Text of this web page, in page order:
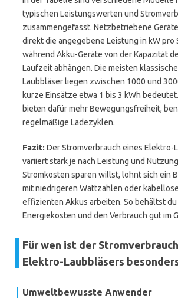
typischen Leistungswerten und
zusammengefasst. Netzbetriebene
direkt die angegebene Leistung in kW pro
während Akku-Geräte von der Kapazität
Laufzeit abhängen. Die meisten
Laubbläser liegen zwischen 1000 und
kurze Einsätze etwa 1 bis 3 kWh
bieten dafür mehr Bewegungsfreiheit,
regelmäßige Ladezyklen.
Fazit: Der Stromverbrauch eines Elektro-
variiert stark je nach Leistung und
Stromkosten sparen willst, lohnt sich ein
mit niedrigeren Wattzahlen oder
effizienten Akkus arbeiten. So behältst du
Energiekosten und den Verbrauch gut im
Für wen ist der
Elektro-Laubbläsers
Umweltbewusste Anwender